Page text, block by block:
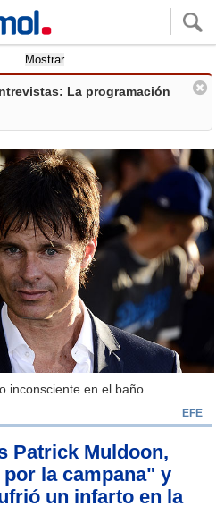
Mostrar
La programación
inconsciente en el baño.
EFE
Patrick Muldoon,
la campana" y
un infarto en la